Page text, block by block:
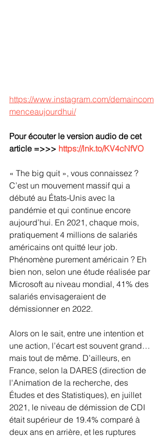
https://www.instagram.com/demaincom
menceaujourdhui/
Pour écouter le version audio de cet
article =>>> https://lnk.to/KV4cNfVO
« The big quit », vous connaissez ?
C’est un mouvement massif qui a
débuté au États-Unis avec la
pandémie et qui continue encore
aujourd’hui. En 2021, chaque mois,
pratiquement 4 millions de salariés
américains ont quitté leur job.
Phénomène purement américain ? Eh
bien non, selon une étude réalisée par
Microsoft au niveau mondial, 41% des
salariés envisageraient de
démissionner en 2022.
Alors on le sait, entre une intention et
une action, l’écart est souvent grand…
mais tout de même. D’ailleurs, en
France, selon la DARES (direction de
l'Animation de la recherche, des
Études et des Statistiques), en juillet
2021, le niveau de démission de CDI
était supérieur de 19.4% comparé à
deux ans en arrière, et les ruptures